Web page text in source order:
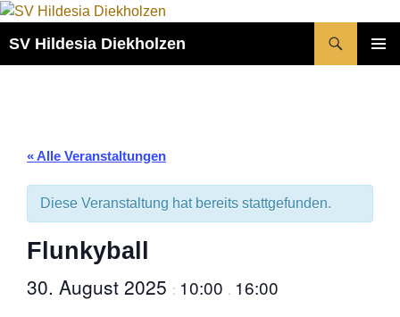
Zum
springen
SV Hildesia Diekholzen
« Alle Veranstaltungen
Diese Veranstaltung hat bereits stattgefunden.
Flunkyball
30. August 2025 : 10:00 . 16:00